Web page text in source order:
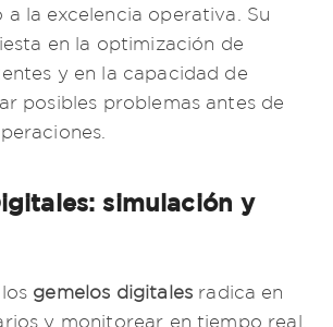
a la excelencia operativa. Su
en la optimización de
y en la capacidad de
posibles problemas antes de
simulación y
gemelos digitales radica en
y monitorear en tiempo real.